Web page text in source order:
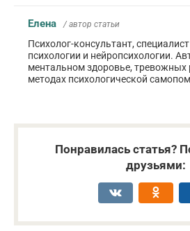
Елена / автор статьи
Психолог-консультант,
психологии и нейропсихологии.
ментальном здоровье, тревожных
методах психологической
Понравилась статья?
друзьями: